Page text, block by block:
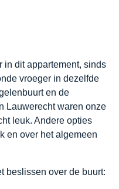
in dit appartement, sinds
vroeger in dezelfde
en de
Lauwerecht waren onze
leuk. Andere opties
en over het algemeen
beslissen over de buurt: